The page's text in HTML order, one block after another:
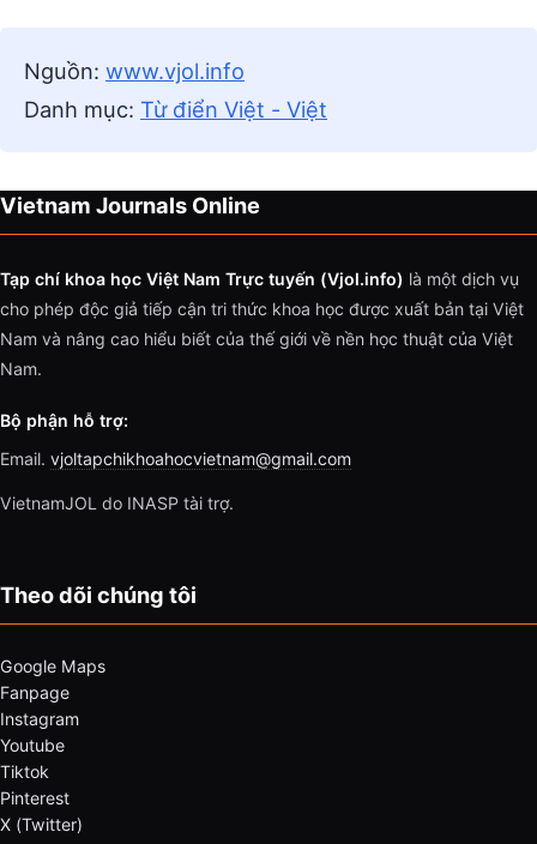
Nguồn: www.vjol.info
Danh mục: Từ điển Việt - Việt
Vietnam Journals Online
Tạp chí khoa học Việt Nam Trực tuyến (Vjol.info) là một dịch vụ
cho phép độc giả tiếp cận tri thức khoa học được xuất bản tại Việt
Nam và nâng cao hiểu biết của thế giới về nền học thuật của Việt
Nam.
Bộ phận hỗ trợ:
Email. vjoltapchikhoahocvietnam@gmail.com
VietnamJOL do INASP tài trợ.
Theo dõi chúng tôi
Google Maps
Fanpage
Instagram
Youtube
Tiktok
Pinterest
X (Twitter)